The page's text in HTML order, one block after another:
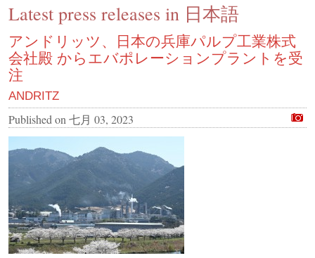
CONTACT US
INS MAIN WEBSITE
ABOUT US
Latest press releases in 日本語
アンドリッツ、日本の兵庫パルプ工業株式
会社殿 からエバポレーションプラントを受
注
ANDRITZ
Published on 七月 03, 2023